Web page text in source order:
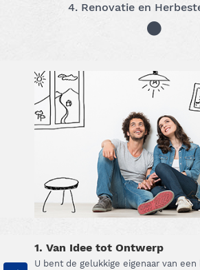
4. Renovatie en
1. Van Idee tot Ontwerp
U bent de gelukkige eigenaar van